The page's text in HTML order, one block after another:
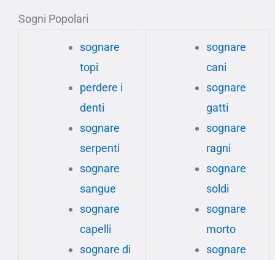
Sogni Popolari
sognare
topi
perdere i
denti
sognare
serpenti
sognare
sangue
sognare
capelli
sognare di
sognare
cani
sognare
gatti
sognare
ragni
sognare
soldi
sognare
morto
sognare